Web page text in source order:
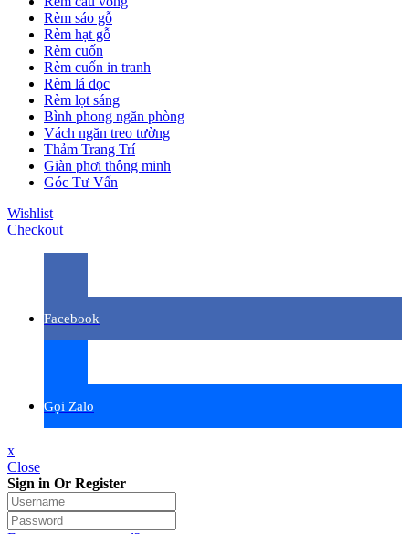
Rèm sáo gỗ
Rèm hạt gỗ
Rèm cuốn
Rèm cuốn in tranh
Rèm lá dọc
Rèm lọt sáng
Bình phong ngăn phòng
Vách ngăn treo tường
Thảm Trang Trí
Giàn phơi thông minh
Góc Tư Vấn
Wishlist
Checkout
Facebook
Gọi Zalo
x
Close
Sign in Or Register